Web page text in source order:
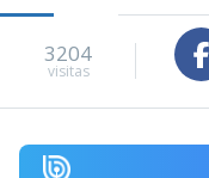
3204
visitas